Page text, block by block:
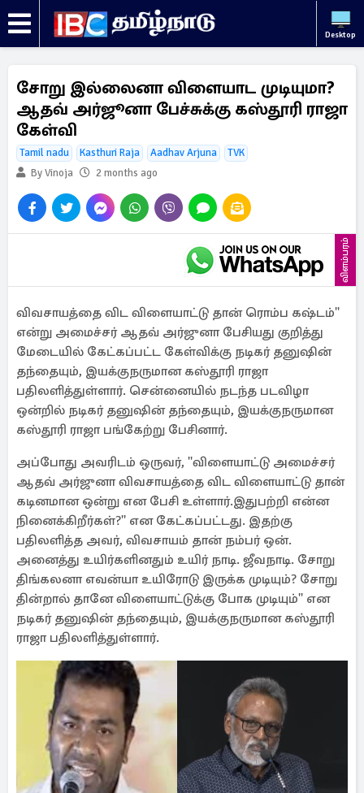
Desktop
சோறு இல்லைனா விளையாட முடியுமா?
ஆதவ் அர்ஜூனா பேச்சுக்கு கஸ்தூரி ராஜா
கேள்வி
Tamil nadu Kasthuri Raja Aadhav Arjuna
TVK
By Vinoja
2 months ago
விளம்பரம்
விவசாயத்தை விட விளையாட்டு தான் ரொம்ப கஷ்டம்''
என்று அமைச்சர் ஆதவ் அர்ஜுனா பேசியது குறித்து
மேடையில் கேட்கப்பட்ட கேள்விக்கு நடிகர் தனுஷின்
தந்தையும், இயக்குநருமான கஸ்தூரி ராஜா
பதிலளித்துள்ளார். சென்னையில் நடந்த படவிழா
ஒன்றில் நடிகர் தனுஷின் தந்தையும், இயக்குநருமான
கஸ்தூரி ராஜா பங்கேற்று பேசினார்.
அப்போது அவரிடம் ஒருவர், ''விளையாட்டு அமைச்சர்
ஆதவ் அர்ஜுனா விவசாயத்தை விட விளையாட்டு தான்
கடினமான ஒன்று என பேசி உள்ளார்.இதுபற்றி என்ன
நினைக்கிறீர்கள்?'' என கேட்கப்பட்டது. இதற்கு
பதிலளித்த அவர், விவசாயம் தான் நம்பர் ஒன்.
அனைத்து உயிர்களினதும் உயிர் நாடி. ஜீவநாடி. சோறு
திங்கலனா எவன்யா உயிரோடு இருக்க முடியும்? சோறு
தின்றால் தானே விளையாட்டுக்கு போக முடியும்'' என
நடிகர் தனுஷின் தந்தையும், இயக்குநருமான கஸ்தூரி
ராஜா பதிலளித்துள்ளார்.